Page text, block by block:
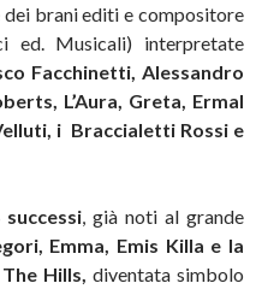
brani editi e compositore
ed. Musicali) interpretate
Facchinetti, Alessandro
L’Aura, Greta, Ermal
i Braccialetti Rossi e
successi, già noti al grande
Emma, Emis Killa e la
Hills, diventata simbolo